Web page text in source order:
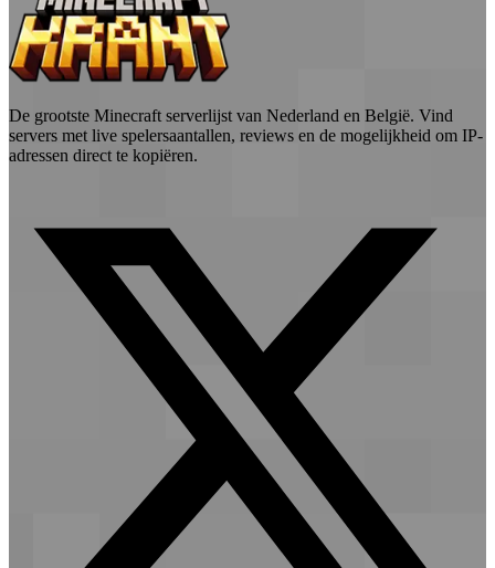
De grootste Minecraft serverlijst van Nederland en België. Vind
servers met live spelersaantallen, reviews en de mogelijkheid om IP-
adressen direct te kopiëren.